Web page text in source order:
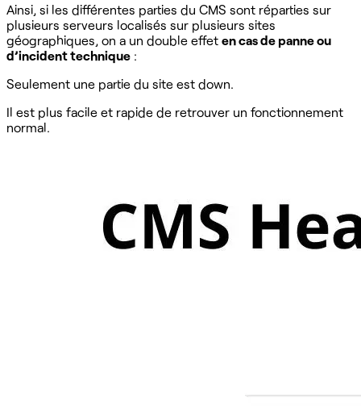
Ainsi, si les différentes parties du CMS sont réparties sur
plusieurs serveurs localisés sur plusieurs sites
géographiques, on a un double effet en cas de panne ou
d’incident technique :
Seulement une partie du site est down.
Il est plus facile et rapide de retrouver un fonctionnement
normal.